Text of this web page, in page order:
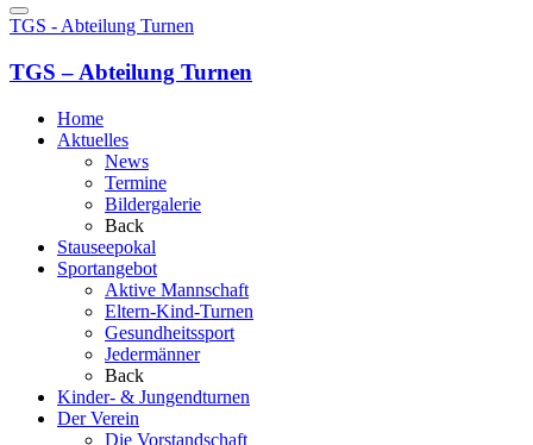
TGS - Abteilung Turnen
TGS – Abteilung Turnen
Home
Aktuelles
News
Termine
Bildergalerie
Back
Stauseepokal
Sportangebot
Aktive Mannschaft
Eltern-Kind-Turnen
Gesundheitssport
Jedermänner
Back
Kinder- & Jungendturnen
Der Verein
Die Vorstandschaft